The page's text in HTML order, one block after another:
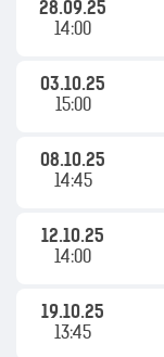
28.09.25
14:00
03.10.25
15:00
08.10.25
14:45
12.10.25
14:00
19.10.25
13:45